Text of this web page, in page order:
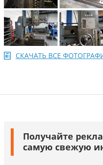
СКАЧАТЬ ВСЕ
Получайте
самую свежую